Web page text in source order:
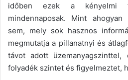
időben ezek a kényelmi
mindennaposak. Mint
sem, mely sok hasznos
megmutatja a pillanatnyi és
távot adott üzemanyagszinttel,
folyadék szintet és figyelmeztet,